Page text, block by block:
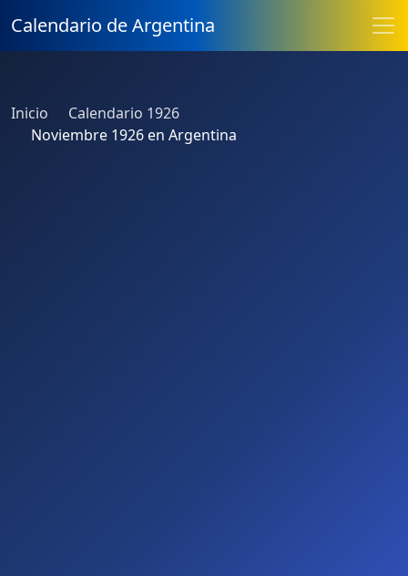
Calendario de Argentina
Inicio
Calendario 1926
Noviembre 1926 en Argentina